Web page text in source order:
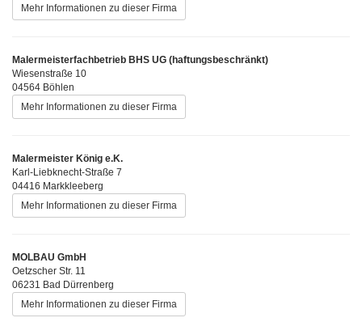
Mehr Informationen zu dieser Firma
Malermeisterfachbetrieb BHS UG (haftungsbeschränkt)
Wiesenstraße 10
04564 Böhlen
Mehr Informationen zu dieser Firma
Malermeister König e.K.
Karl-Liebknecht-Straße 7
04416 Markkleeberg
Mehr Informationen zu dieser Firma
MOLBAU GmbH
Oetzscher Str. 11
06231 Bad Dürrenberg
Mehr Informationen zu dieser Firma